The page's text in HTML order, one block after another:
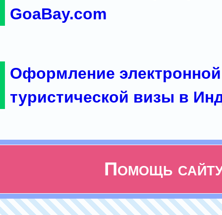
GoaBay.com
Оформление электронной
туристической визы в
Помощь